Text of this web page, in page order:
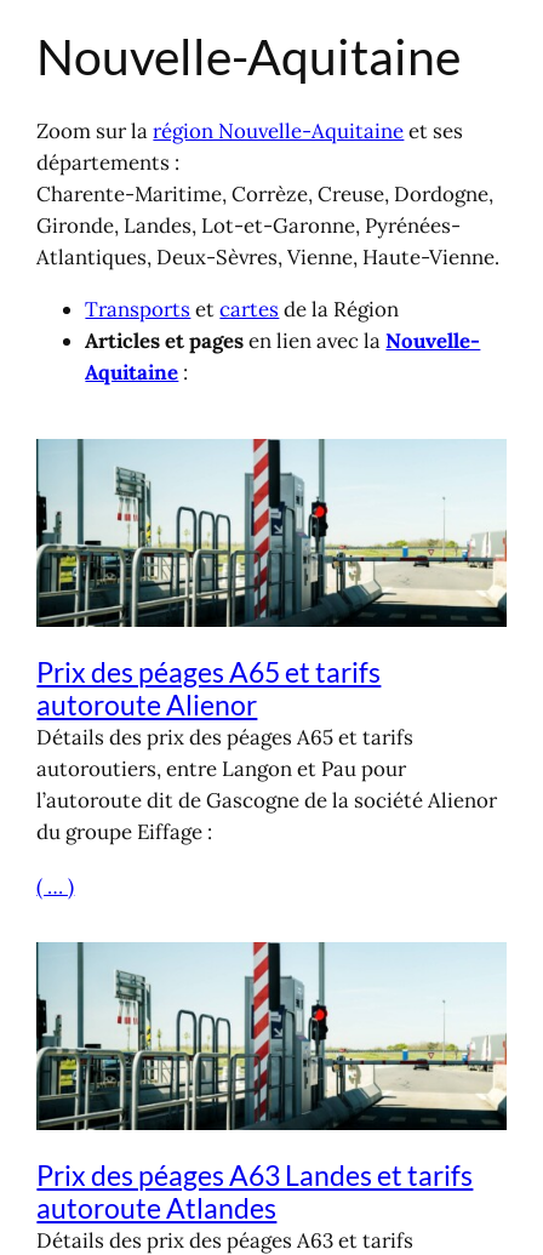
AllerNouvelle-Aquitaine
Zoom sur larégion Nouvelle-Aquitaineet ses
départements :
Charente-Maritime, Corrèze, Creuse, Dordogne,
Gironde, Landes, Lot-et-Garonne, Pyrénées-
Atlantiques, Deux-Sèvres, Vienne, Haute-Vienne.
Transports etcartes de la Région
Articles et pagesen lien avec laNouvelle-
Aquitaine :
Prix des péages A65 et tarifs
autoroute Alienor
Détails des prix des péages A65 et tarifs
autoroutiers, entre Langon et Pau pour
l’autoroute dit de Gascogne de la société Alienor
du groupe Eiffage :
( … )
Prix des péages A63 Landes et tarifs
autoroute Atlandes
Détails des prix des péages A63 et tarifs